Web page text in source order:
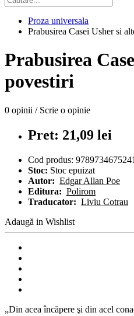
Proza universala
Prabusirea Casei Usher si
Prabusirea
povestiri
0 opinii / Scrie o opinie
Pret: 21,09 lei
Cod produs: 9789734675241
Stoc: Stoc epuizat
Autor: Edgar Allan Poe
Editura: Polirom
Traducator: Liviu Cotrau
Adaugă in Wishlist
„Din acea încăpere şi din acel